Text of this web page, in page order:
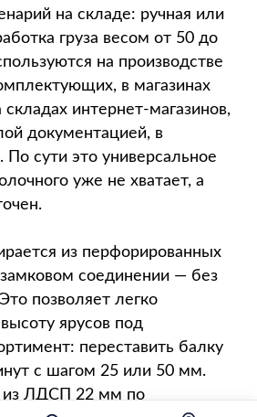
на складе: ручная или
груза весом от 50 до
на производстве
в магазинах
складах интернет-магазинов,
документацией, в
По сути это универсальное
уже не хватает, а
из перфорированных
соединении — без
позволяет легко
ярусов под
переставить балку
с шагом 25 или 50 мм.
из ЛДСП 22 мм по